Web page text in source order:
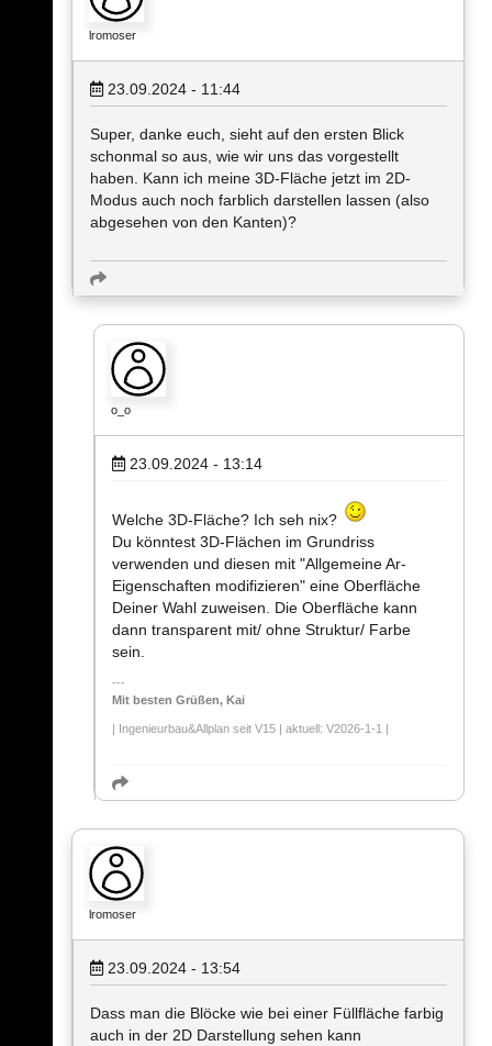
lromoser
23.09.2024 - 11:44
Super, danke euch, sieht auf den ersten Blick
schonmal so aus, wie wir uns das vorgestellt
haben. Kann ich meine 3D-Fläche jetzt im 2D-
Modus auch noch farblich darstellen lassen (also
abgesehen von den Kanten)?
o_o
23.09.2024 - 13:14
Welche 3D-Fläche? Ich seh nix?
Du könntest 3D-Flächen im Grundriss
verwenden und diesen mit "Allgemeine Ar-
Eigenschaften modifizieren" eine Oberfläche
Deiner Wahl zuweisen. Die Oberfläche kann
dann transparent mit/ ohne Struktur/ Farbe
sein.
Mit besten Grüßen, Kai
| Ingenieurbau&Allplan seit V15 | aktuell: V2026-1-1 |
lromoser
23.09.2024 - 13:54
Dass man die Blöcke wie bei einer Füllfläche farbig
auch in der 2D Darstellung sehen kann